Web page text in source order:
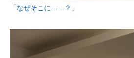
「なぜそこに……？」